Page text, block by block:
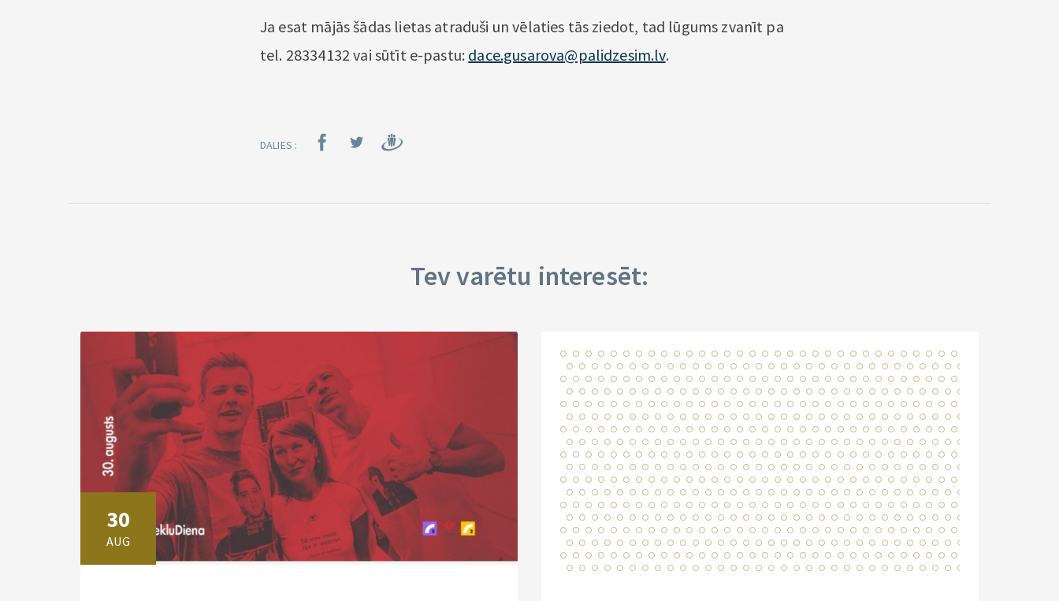
Ja esat mājās šādas lietas atraduši un vēlaties tās ziedot, tad lūgums zvanīt pa
tel. 28334132 vai sūtīt e-pastu: dace.gusarova@palidzesim.lv.
DALIES :
Tev varētu interesēt:
30
AUG